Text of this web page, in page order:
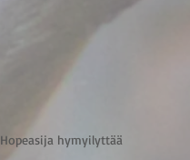
Hopeasija hymyilyttää